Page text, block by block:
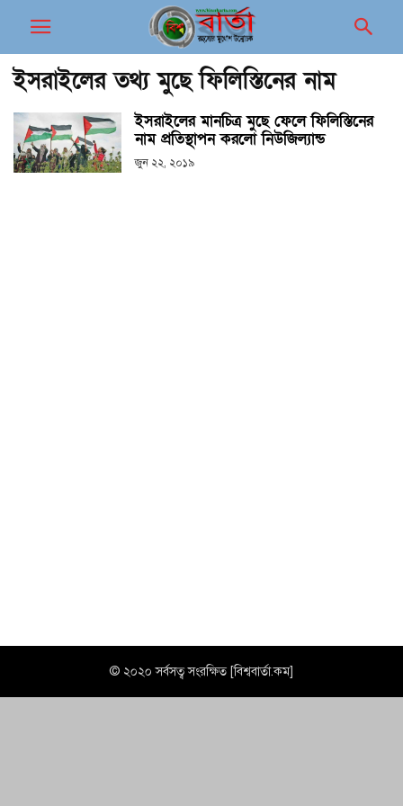
ইসরাইলের তথ্য মুছে ফিলিস্তিনের নাম
ইসরাইলের মানচিত্র মুছে ফেলে ফিলিস্তিনের
নাম প্রতিস্থাপন করলো নিউজিল্যান্ড
জুন ২২, ২০১৯
© ২০২০ সর্বসত্ব সংরক্ষিত [বিশ্ববার্তা.কম]